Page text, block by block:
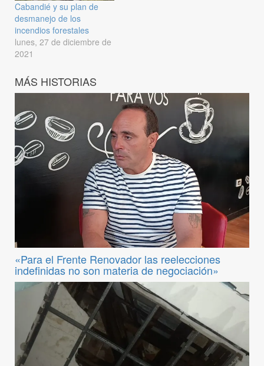
Cabandié y su plan de
desmanejo de los
incendios forestales
lunes, 27 de diciembre de
2021
MÁS HISTORIAS
«Para el Frente Renovador las reelecciones
indefinidas no son materia de negociación»